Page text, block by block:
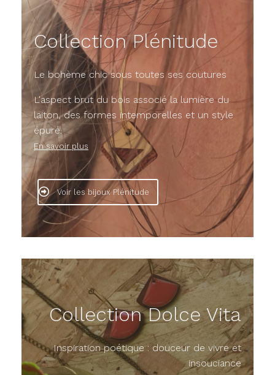
Collection Plénitude
Le bohème chic sous toutes ses coutures
L'aspect brut du bois associé la lumière du
laiton, des formes intemporelles et un style
épuré.
En savoir plus
Voir les bijoux Plénitude
Collection Dolce Vita
Inspiration poétique : douceur de vivre et
insouciance